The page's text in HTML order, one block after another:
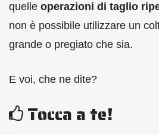
quelle operazioni di taglio
non è possibile utilizzare un
grande o pregiato che sia.
E voi, che ne dite?
Tocca a te!